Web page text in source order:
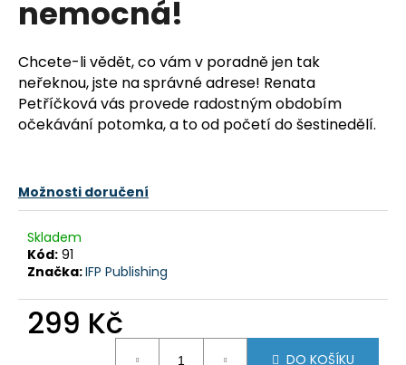
nemocná!
Chcete-li vědět, co vám v poradně jen tak
neřeknou, jste na správné adrese! Renata
Petříčková vás provede radostným obdobím
očekávání potomka, a to od početí do šestinedělí.
Možnosti doručení
Skladem
Kód: 91
Značka:IFP Publishing
299 Kč
DO KOŠÍKU
a
í
t
?
HLEDAT
o
p